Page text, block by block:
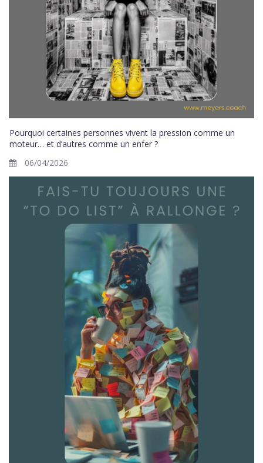
Pourquoi certaines personnes vivent la pression comme un
moteur… et d’autres comme un enfer ?
06/04/2026